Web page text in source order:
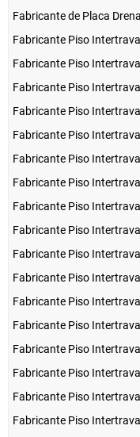
Fabricante de Placa
Fabricante Piso
Fabricante Piso
Fabricante Piso
Fabricante Piso
Fabricante Piso
Fabricante Piso
Fabricante Piso
Fabricante Piso
Fabricante Piso
Fabricante Piso
Fabricante Piso
Fabricante Piso
Fabricante Piso
Fabricante Piso
Fabricante Piso
Fabricante Piso
Fabricante Piso